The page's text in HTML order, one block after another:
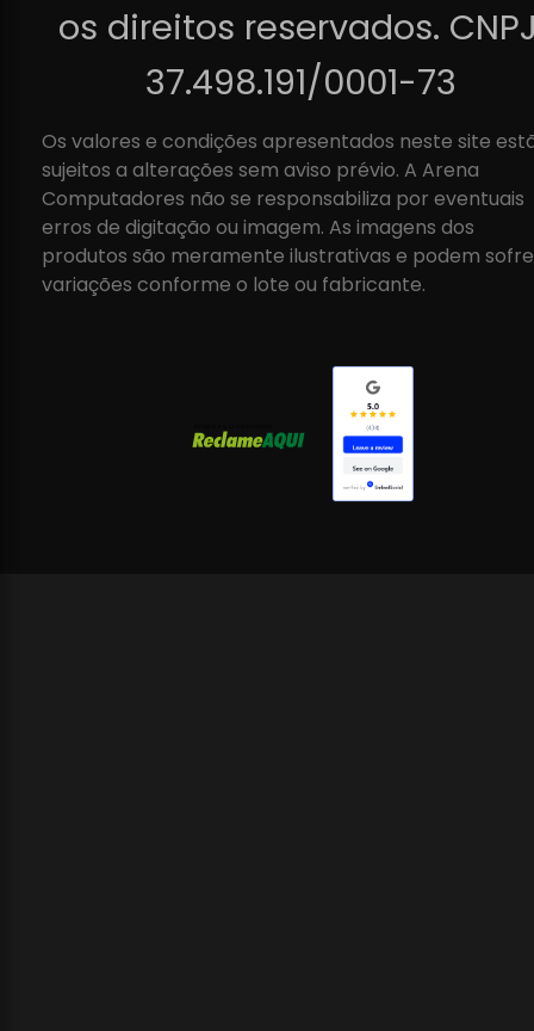
os direitos reservados.
37.498.191/0001-73
Os valores e condições apresentados neste site
sujeitos a alterações sem aviso prévio. A Arena
Computadores não se responsabiliza por eventuais
erros de digitação ou imagem. As imagens dos
produtos são meramente ilustrativas e podem
variações conforme o lote ou fabricante.